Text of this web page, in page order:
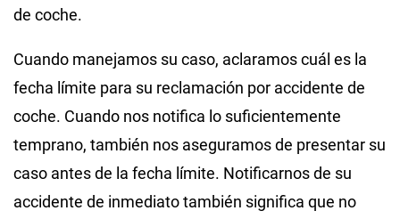
de coche.
Cuando manejamos su caso, aclaramos cuál es la
fecha límite para su reclamación por accidente de
coche. Cuando nos notifica lo suficientemente
temprano, también nos aseguramos de presentar su
caso antes de la fecha límite. Notificarnos de su
accidente de inmediato también significa que no